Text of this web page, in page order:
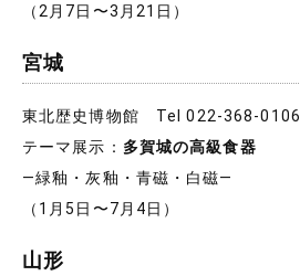
（2月7日〜3月21日）
宮城
東北歴史博物館 Tel 022-368-0106
テーマ展示： 多賀城の高級食器
―緑釉・灰釉・青磁・白磁―
（1月5日〜7月4日）
山形